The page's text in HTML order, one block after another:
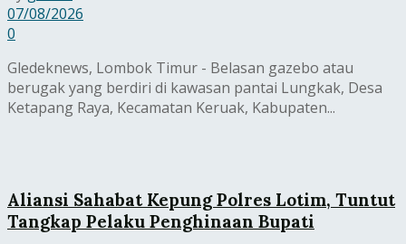
07/08/2026
0
Gledeknews, Lombok Timur - Belasan gazebo atau
berugak yang berdiri di kawasan pantai Lungkak, Desa
Ketapang Raya, Kecamatan Keruak, Kabupaten...
Aliansi Sahabat Kepung Polres Lotim, Tuntut
Tangkap Pelaku Penghinaan Bupati